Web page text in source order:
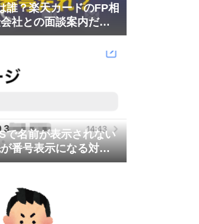
誰？楽天カードのFP相
社との面談案内だっ
で名前が表示されない
番号表示になる対処